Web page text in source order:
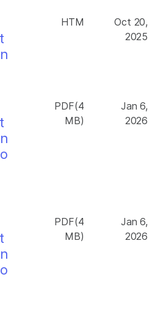
HTM
Oct 20,
2025
PDF(4
MB)
Jan 6,
2026
PDF(4
MB)
Jan 6,
2026